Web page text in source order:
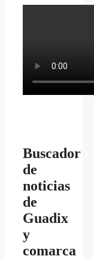
Buscador
de
noticias
de
Guadix
y
comarca